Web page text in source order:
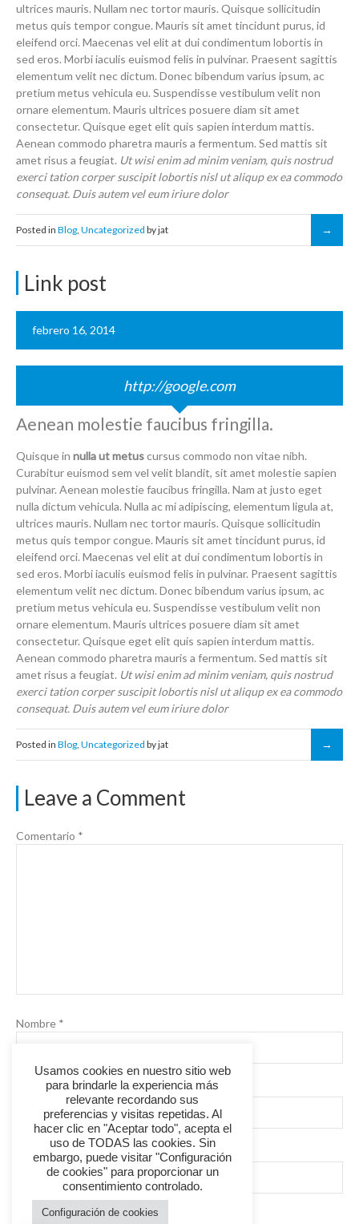
ultrices mauris. Nullam nec tortor mauris. Quisque sollicitudin
metus quis tempor congue. Mauris sit amet tincidunt purus, id
eleifend orci. Maecenas vel elit at dui condimentum lobortis in
sed eros. Morbi iaculis euismod felis in pulvinar. Praesent sagittis
elementum velit nec dictum. Donec bibendum varius ipsum, ac
pretium metus vehicula eu. Suspendisse vestibulum velit non
ornare elementum. Mauris ultrices posuere diam sit amet
consectetur. Quisque eget elit quis sapien interdum mattis.
Aenean commodo pharetra mauris a fermentum. Sed mattis sit
amet risus a feugiat. Ut wisi enim ad minim veniam, quis nostrud
exerci tation corper suscipit lobortis nisl ut aliqup ex ea commodo
consequat. Duis autem vel eum iriure dolor
Posted in Blog, Uncategorized by jat
Link post
febrero 16, 2014
http://google.com
Aenean molestie faucibus fringilla.
Quisque in nulla ut metuscursus commodo non vitae nibh.
Curabitur euismod sem vel velit blandit, sit amet molestie sapien
pulvinar. Aenean molestie faucibus fringilla. Nam at justo eget
nulla dictum vehicula. Nulla ac mi adipiscing, elementum ligula at,
ultrices mauris. Nullam nec tortor mauris. Quisque sollicitudin
metus quis tempor congue. Mauris sit amet tincidunt purus, id
eleifend orci. Maecenas vel elit at dui condimentum lobortis in
sed eros. Morbi iaculis euismod felis in pulvinar. Praesent sagittis
elementum velit nec dictum. Donec bibendum varius ipsum, ac
pretium metus vehicula eu. Suspendisse vestibulum velit non
ornare elementum. Mauris ultrices posuere diam sit amet
consectetur. Quisque eget elit quis sapien interdum mattis.
Aenean commodo pharetra mauris a fermentum. Sed mattis sit
amet risus a feugiat. Ut wisi enim ad minim veniam, quis nostrud
exerci tation corper suscipit lobortis nisl ut aliqup ex ea commodo
consequat. Duis autem vel eum iriure dolor
Posted in Blog, Uncategorized by jat
Leave a Comment
Comentario *
Nombre *
Correo electrónico*
Web
Usamos cookies en nuestro sitio web
para brindarle la experiencia más
relevante recordando sus
preferencias y visitas repetidas. Al
hacer clic en "Aceptar todo", acepta el
uso de TODAS las cookies. Sin
embargo, puede visitar "Configuración
de cookies" para proporcionar un
consentimiento controlado.
Configuración de cookies